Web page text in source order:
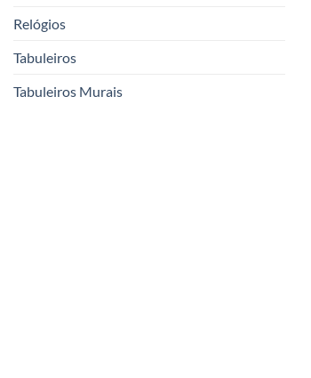
Relógios
Tabuleiros
Tabuleiros Murais